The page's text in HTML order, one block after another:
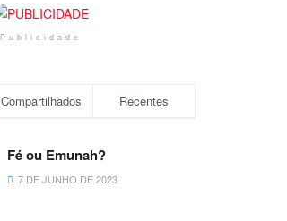
Publicidade
Compartilhados Recentes
Fé ou Emunah?
7 DE JUNHO DE 2023